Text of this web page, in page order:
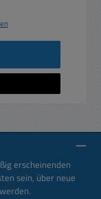
erscheinenden
sein, über neue